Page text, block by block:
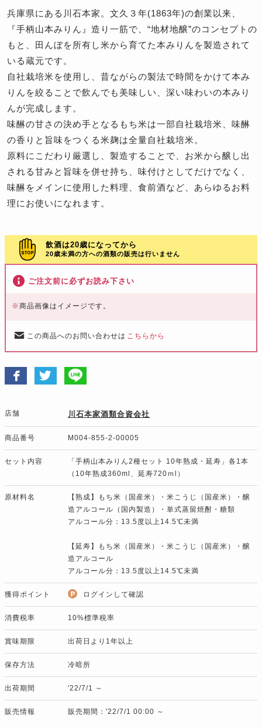
兵庫県にある川石本家。文久３年(1863年)の創業以来、
『手柄山本みりん』造り一筋で、“地材地醸”のコンセプトの
もと、田んぼを所有し米から育てた本みりんを製造されて
いる蔵元です。
自社栽培米を使用し、昔ながらの製法で時間をかけて本み
りんを絞ることで飲んでも美味しい、深い味わいの本みり
んが完成します。
味醂の甘さの決め手となるもち米は一部自社栽培米、味醂
の香りと旨味をつくる米麹は全量自社栽培米。
原料にこだわり厳選し、製造することで、お米から醸し出
される甘みと旨味を併せ持ち、味付けとしてだけでなく、
味醂をメインに使用した料理、食前酒など、あらゆるお料
理にお使いになれます。
飲酒は20歳になってから
20歳未満の方への酒類の販売は行いません
ご注文前に必ずお読み下さい
※商品画像はイメージです。
この商品へのお問い合わせは こちらから
店舗 川石本家酒類合資会社
商品番号 M004-855-2-00005
セット内容
「手柄山本みりん2種セット 10年熟成・延寿」各1本
（10年熟成360ml、延寿720ｍl）
原材料名
【熟成】もち米（国産米）・米こうじ（国産米）・醸
造アルコール（国内製造）・単式蒸留焼酎・糖類
アルコール分：13.5度以上14.5℃未満
【延寿】もち米（国産米）・米こうじ（国産米）・醸
造アルコール
アルコール分：13.5度以上14.5℃未満
獲得ポイント ログインして確認
消費税率 10%標準税率
賞味期限 出荷日より1年以上
保存方法 冷暗所
出荷期間 '22/7/1 ～
販売情報 販売期間：'22/7/1 00:00 ～